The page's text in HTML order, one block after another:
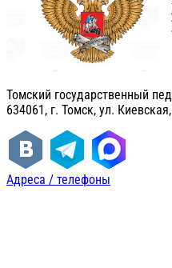
Томский государственный
634061, г. Томск, ул.
Адреса / телефоны